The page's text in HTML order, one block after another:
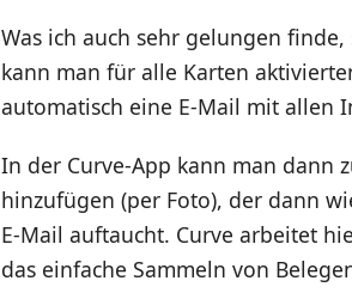
Was ich auch sehr gelungen finde,
kann man für alle Karten
automatisch eine E-Mail mit allen
In der Curve-App kann man dann
hinzufügen (per Foto), der dann
E-Mail auftaucht. Curve arbeitet
das einfache Sammeln von